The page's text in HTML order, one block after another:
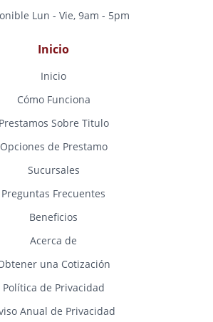
Lun - Vie, 9am - 5pm
Inicio
Inicio
Cómo Funciona
Prestamos Sobre Titulo
Opciones de Prestamo
Sucursales
Preguntas Frecuentes
Beneficios
Acerca de
una Cotización
Política de Privacidad
Anual de Privacidad